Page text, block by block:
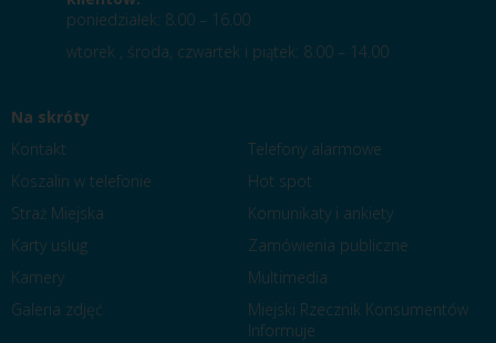
poniedziałek: 8.00 – 16.00
wtorek , środa, czwartek i piątek: 8.00 – 14.00
Na skróty
Kontakt
Telefony alarmowe
Koszalin w telefonie
Hot spot
Straż Miejska
Komunikaty i ankiety
Karty usług
Zamówienia publiczne
Kamery
Multimedia
Galeria zdjęć
Miejski Rzecznik Konsumentów
Informuje